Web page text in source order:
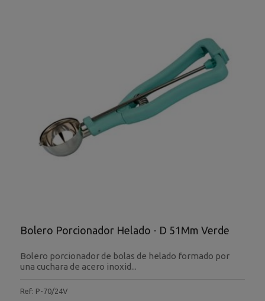
Bolero Porcionador Helado - D 51Mm Verde
Bolero porcionador de bolas de helado formado por
una cuchara de acero inoxid...
Ref: P-70/24V